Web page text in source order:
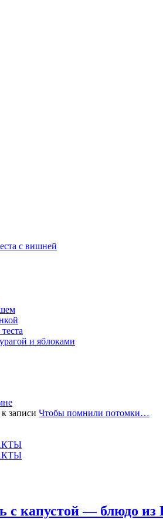
с вишней
и яблоками
к записи Чтобы помнили потомки…
с капустой — блюдо из